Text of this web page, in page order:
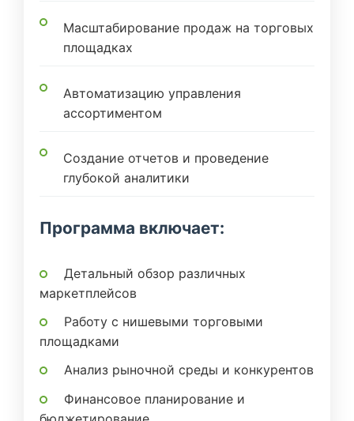
Масштабирование продаж на торговых
площадках
Автоматизацию управления
ассортиментом
Создание отчетов и проведение
глубокой аналитики
Программа включает:
Детальный обзор различных
маркетплейсов
Работу с нишевыми торговыми
площадками
Анализ рыночной среды и конкурентов
Финансовое планирование и